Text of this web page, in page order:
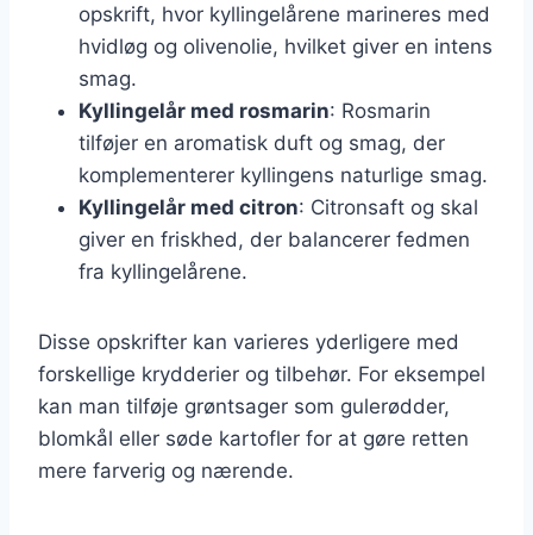
opskrift, hvor kyllingelårene marineres med
hvidløg og olivenolie, hvilket giver en intens
smag.
Kyllingelår med rosmarin: Rosmarin
tilføjer en aromatisk duft og smag, der
komplementerer kyllingens naturlige smag.
Kyllingelår med citron: Citronsaft og skal
giver en friskhed, der balancerer fedmen
fra kyllingelårene.
Disse opskrifter kan varieres yderligere med
forskellige krydderier og tilbehør. For eksempel
kan man tilføje grøntsager som gulerødder,
blomkål eller søde kartofler for at gøre retten
mere farverig og nærende.